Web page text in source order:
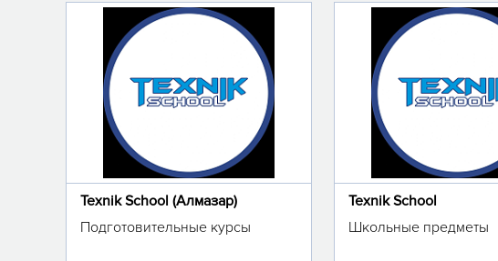
Texnik School (Алмазар)
Подготовительные курсы
Texnik School
Школьные предметы